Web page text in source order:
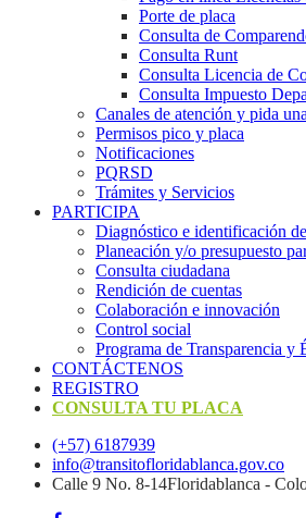
Porte de placa
Consulta de
Consulta Runt
Consulta Licencia de
Consulta Impuesto
Canales de atención y pida
Permisos pico y placa
Notificaciones
PQRSD
Trámites y Servicios
PARTICIPA
Diagnóstico e identificación
Planeación y/o presupuesto
Consulta ciudadana
Rendición de cuentas
Colaboración e innovación
Control social
Programa de Transparencia y
CONTÁCTENOS
REGISTRO
CONSULTA TU PLACA
(+57) 6187939
info@transitofloridablanca.gov.co
Calle 9 No. 8-14Floridablanca -